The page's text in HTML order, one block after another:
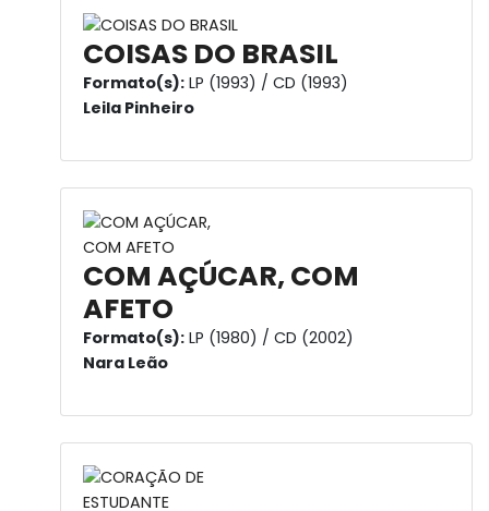
COISAS DO BRASIL
Formato(s): LP (1993) / CD (1993)
Leila Pinheiro
COM AÇÚCAR, COM
AFETO
Formato(s): LP (1980) / CD (2002)
Nara Leão